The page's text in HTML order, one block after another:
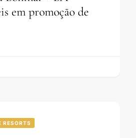
em promoção de
RESORTS